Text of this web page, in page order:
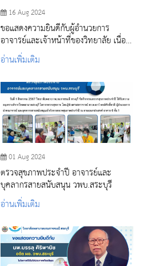
16 Aug 2024
ขอแสดงความยินดีกับผู้อำนวยการ
อาจารย์และเจ้าหน้าที่ของวิทยาลัย เนื่อง
ในโอกาสได้รับรางวัลของคณะพยาบาล
ศาสตร์ สถาบันพระบรมราชชนก
อ่านเพิ่มเติม
01 Aug 2024
ตรวจสุขภาพประจำปี อาจารย์และ
บุคลากรสายสนับสนุน วพบ.สระบุรี
อ่านเพิ่มเติม